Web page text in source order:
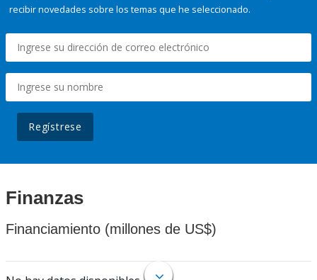
recibir novedades sobre los temas que he seleccionado.
Regístrese
Finanzas
Financiamiento (millones de US$)